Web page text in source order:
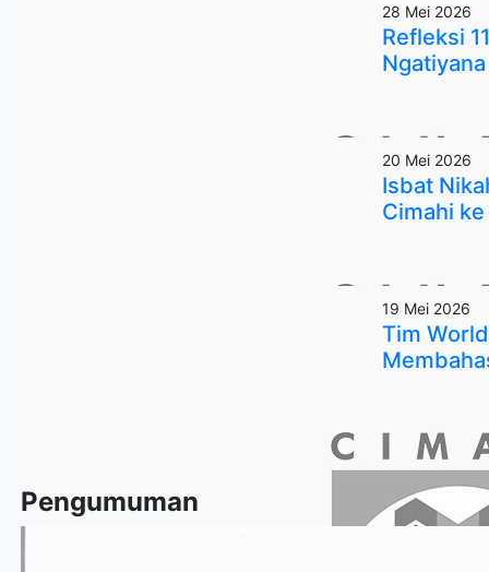
28 Mei 2026
Refleksi
20 Mei 2026
Isbat
Cimahi
19 Mei 2026
Tim
Pengumuman